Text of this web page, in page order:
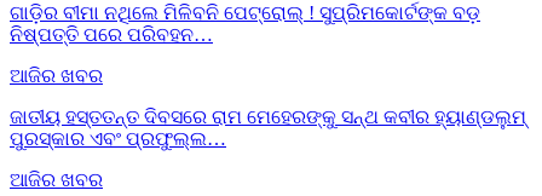
ଗାଡ଼ିର ବୀମା ନଥିଲେ ମିଳିବନି ପେଟ୍ରୋଲ୍ ! ସୁପ୍ରିମକୋର୍ଟଙ୍କ ବଡ଼
ନିଷ୍ପତ୍ତି ପରେ ପରିବହନ…
ଆଜିର ଖବର
ଜାତୀୟ ହସ୍ତତନ୍ତ ଦିବସରେ ରାମ ମେହେରଙ୍କୁ ସନ୍ଥ କବୀର ହ୍ୟାଣ୍ଡଲୁମ୍
ପୁରସ୍କାର ଏବଂ ପ୍ରଫୁଲ୍ଲ…
ଆଜିର ଖବର